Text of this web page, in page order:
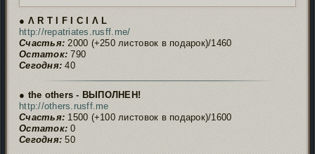
● Ʌ R T I F I C I Ʌ L
http://repatriates.rusff.me/
Счастья: 2000 (+250 листовок в подарок)/1460
Остаток: 790
Сегодня: 40
● the others - ВЫПОЛНЕН!
http://others.rusff.me
Счастья: 1500 (+100 листовок в подарок)/1600
Остаток: 0
Сегодня: 50